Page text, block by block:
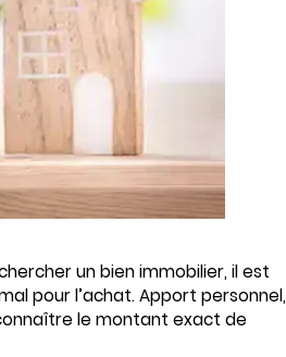
un bien immobilier, il est
pour l’achat. Apport personnel,
le montant exact de